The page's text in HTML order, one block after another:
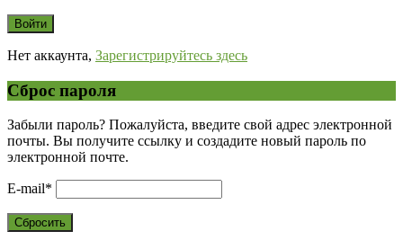
Нет аккаунта, Зарегистрируйтесь здесь
Сброс пароля
Забыли пароль? Пожалуйста, введите свой адрес электронной
почты. Вы получите ссылку и создадите новый пароль по
электронной почте.
E-mail*